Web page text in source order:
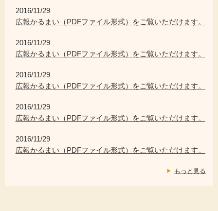
2016/11/29
広報かるまい（PDFファイル形式）をご覧いただけます。
2016/11/29
広報かるまい（PDFファイル形式）をご覧いただけます。
2016/11/29
広報かるまい（PDFファイル形式）をご覧いただけます。
2016/11/29
広報かるまい（PDFファイル形式）をご覧いただけます。
2016/11/29
広報かるまい（PDFファイル形式）をご覧いただけます。
もっと見る